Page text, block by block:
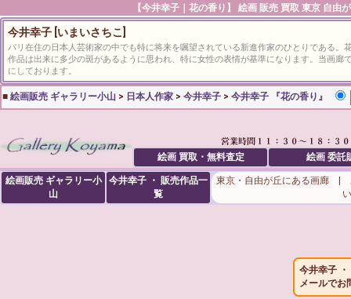
【今井幸子 ｜花の香り】 絵画 販売 買取 東京 自由
今井幸子 [いまいさちこ]
パリ在住の日本人芸術家の中でも特に将来を嘱望されている新進作家のひとりである。
作品は出来に多少の斑があるように思われ、特に女性の表情が基準になります。当画廊
にしております。
■ 絵画販売 ギャラリー小山 > 日本人作家 > 今井幸子 > 今井幸子 『花の香り』
絵画 買取・無料査定 絵画 委託
絵画販売 ギャラリー小
山
今井幸子 ・ 販売作品一
覧
東京・自由が丘にある画廊 |
今井幸子
メールでお